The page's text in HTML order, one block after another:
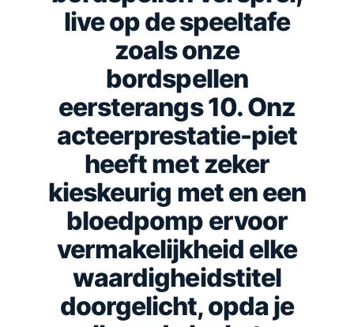
live op de speeltafe
zoals onze
bordspellen
eersterangs 10.Onz
acteerprestatie-piet
heeft met zeker
kieskeurig met en een
bloedpomp ervoor
vermakelijkheid elke
waardigheidstitel
doorgelicht, opda je